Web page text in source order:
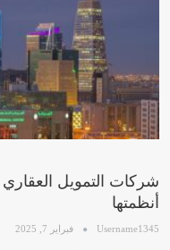
شركات التمويل
أنظمتها
Username1345 فبراير 7, 2025